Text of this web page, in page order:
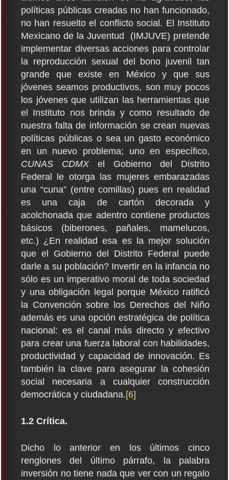
políticas públicas creadas no han funcionado,
no han resuelto el conflicto social. El Instituto
Mexicano de la Juventud (IMJUVE) pretende
implementar diversas acciones para controlar
la reproducción sexual del bono juvenil tan
grande que existe en México y que sus
jóvenes seamos productivos, son muy pocos
los jóvenes que utilizan las herramientas que
el Instituto nos brinda y como resultado de
nuestra falta de información se crean nuevas
políticas públicas o sea un gasto económico
en un nuevo problema; uno en específico,
CUNAS CDMXel Gobierno del Distrito
Federal le otorga las mujeres embarazadas
una “cuna” (entre comillas) pues en realidad
es una caja de cartón decorada y
acolchonada que adentro contiene productos
básicos (biberones, pañales, mamelucos,
etc.) ¿En realidad esa es la mejor solución
que el Gobierno del Distrito Federal puede
darle a su población? Invertir en la infancia no
sólo es un imperativo moral de toda sociedad
y una obligación legal porque México ratificó
la Convención sobre los Derechos del Niño
además es una opción estratégica de política
nacional: es el canal más directo y efectivo
para crear una fuerza laboral con habilidades,
productividad y capacidad de innovación. Es
también la clave para asegurar la cohesión
social necesaria a cualquier construcción
democrática y ciudadana.[6]
1.2 Crítica.
Dicho lo anterior en los últimos cinco
renglones del último párrafo, la palabra
inversión no tiene nada que ver con un regalo